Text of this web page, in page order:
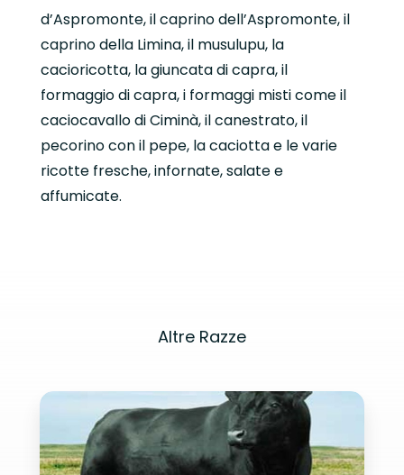
d’Aspromonte, il caprino dell’Aspromonte, il
caprino della Limina, il musulupu, la
cacioricotta, la giuncata di capra, il
formaggio di capra, i formaggi misti come il
caciocavallo di Ciminà, il canestrato, il
pecorino con il pepe, la caciotta e le varie
ricotte fresche, infornate, salate e
affumicate.
Altre Razze